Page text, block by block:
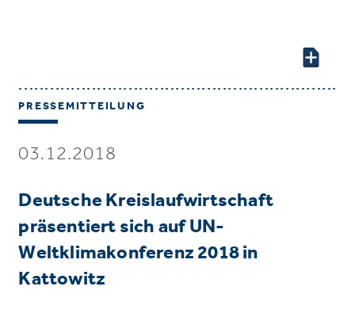
PRESSEMITTEILUNG
03.12.2018
Deutsche Kreislaufwirtschaft
präsentiert sich auf UN-
Weltklimakonferenz 2018 in
Kattowitz